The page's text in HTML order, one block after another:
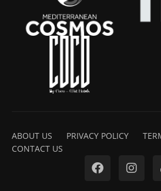
ABOUT US PRIVACY POLICY
CONTACT US